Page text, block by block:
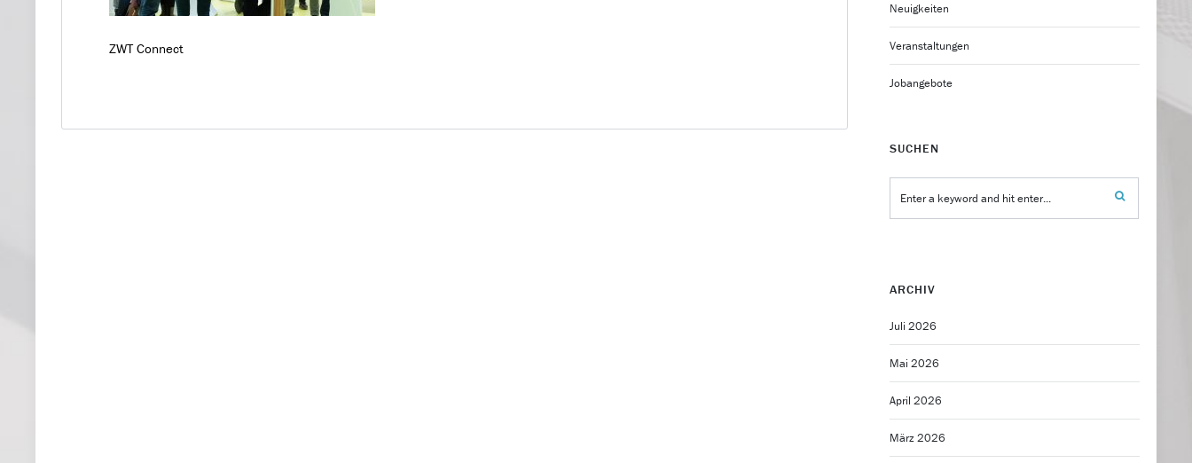
ZWT Connect
Neuigkeiten
Veranstaltungen
Jobangebote
SUCHEN
ARCHIV
Juli 2026
Mai 2026
April 2026
März 2026